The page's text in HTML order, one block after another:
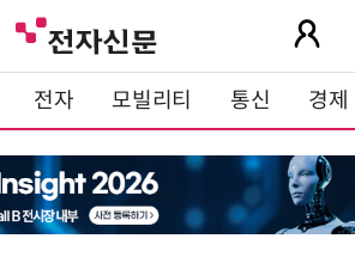
전자 모빌리티 통신 경제